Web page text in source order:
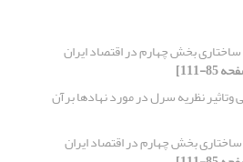
بخش چهارم در اقتصاد ایران
وتاثیر نظریه سرل در مورد نهادها برآن
بخش چهارم در اقتصاد ایران